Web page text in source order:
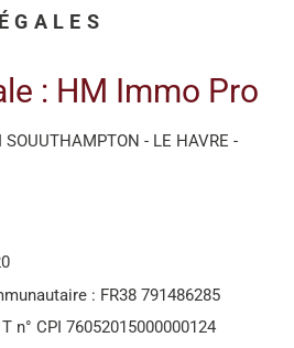
: HM Immo Pro
- LE HAVRE -
: FR38 791486285
n° CPI 76052015000000124